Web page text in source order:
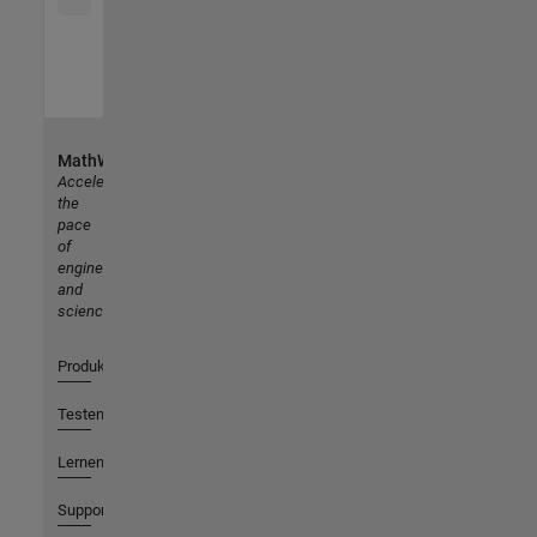
MathWorks
Accelerating
the
pace
of
engineering
and
science
Produkte
Testen oder Kaufen
Lernen
Support